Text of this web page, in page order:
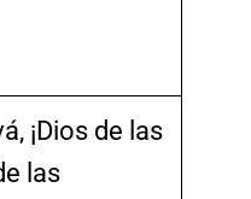
¡Dios de las
las